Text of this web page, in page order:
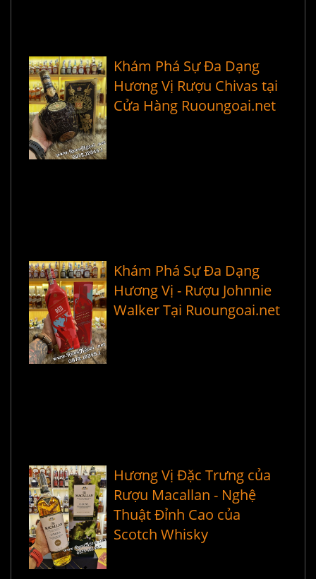
Khám Phá Sự Đa Dạng
Hương Vị Rượu Chivas tại
Cửa Hàng Ruoungoai.net
Khám Phá Sự Đa Dạng
Hương Vị - Rượu Johnnie
Walker Tại Ruoungoai.net
Hương Vị Đặc Trưng của
Rượu Macallan - Nghệ
Thuật Đỉnh Cao của
Scotch Whisky